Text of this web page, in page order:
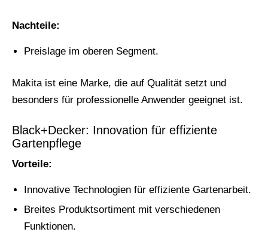
Nachteile:
Preislage im oberen Segment.
Makita ist eine Marke, die auf Qualität setzt und
besonders für professionelle Anwender geeignet ist.
Black+Decker: Innovation für effiziente
Gartenpflege
Vorteile:
Innovative Technologien für effiziente Gartenarbeit.
Breites Produktsortiment mit verschiedenen
Funktionen.